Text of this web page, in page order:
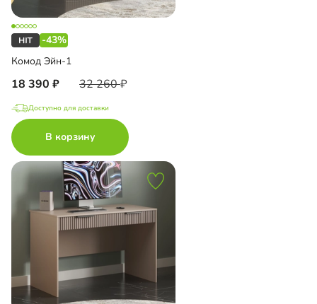
-43%
Комод Эйн-1
18 390 32 260
Доступно для доставки
В корзину